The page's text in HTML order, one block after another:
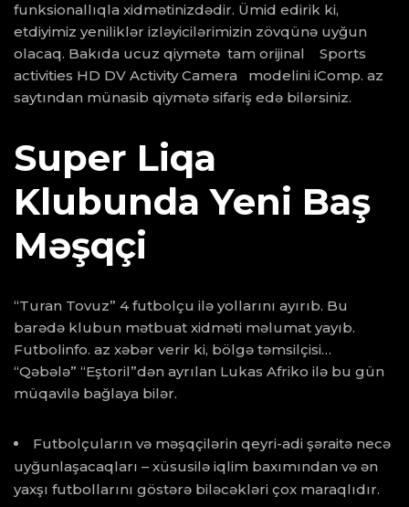
funksionallıqla xidmətinizdədir. Ümid edirik ki,
etdiyimiz yeniliklər izləyicilərimizin zövqünə uyğun
olacaq. Bakıda ucuz qiymətə tam orijinal Sports
activities HD DV Activity Camera modelini iComp. az
saytından münasib qiymətə sifariş edə bilərsiniz.
Super Liqa
Klubunda Yeni Baş
Məşqçi
“Turan Tovuz” 4 futbolçu ilə yollarını ayırıb. Bu
barədə klubun mətbuat xidməti məlumat yayıb.
Futbolinfo. az xəbər verir ki, bölgə təmsilçisi…
“Qəbələ” “Eştoril”dən ayrılan Lukas Afriko ilə bu gün
müqavilə bağlaya bilər.
Futbolçuların və məşqçilərin qeyri-adi şəraitə necə
uyğunlaşacaqları – xüsusilə iqlim baxımından və ən
yaxşı futbollarını göstərə biləcəkləri çox maraqlıdır.